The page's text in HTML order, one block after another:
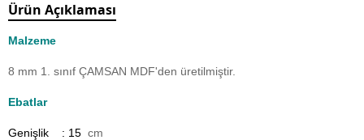
Ürün Açıklaması
Malzeme
8 mm 1. sınıf ÇAMSAN MDF'den üretilmiştir.
Ebatlar
Genişlik : 15 cm